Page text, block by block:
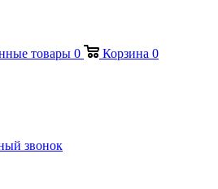
товары 0 Корзина 0
звонок